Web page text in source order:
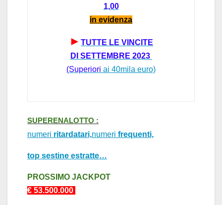
1,00
in evidenza
► TUTTE LE VINCITE
DI SETTEMBRE 2023
(Superiori ai 40mil a euro)
SUPERENALOTTO :
numeri ritardatari,numeri frequenti,
top sestine estratte…
PROSSIMO JACKPOT
€ 53.500.000